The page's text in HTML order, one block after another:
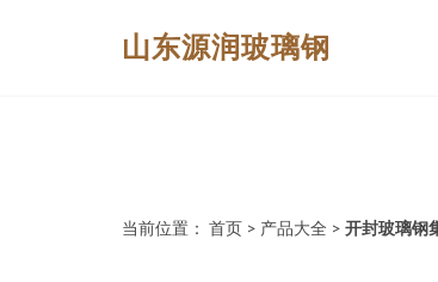
山东源润玻璃钢
当前位置： 首页 > 产品大全 > 开封玻璃钢